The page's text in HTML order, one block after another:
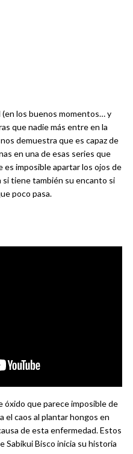
(en los buenos momentos… y
que nadie más entre en la
demuestra que es capaz de
en una de esas series que
imposible apartar los ojos de
si tiene también su encanto si
poco pasa.
óxido que parece imposible de
el caos al plantar hongos en
de esta enfermedad. Estos
Sabikui Bisco inicia su historia